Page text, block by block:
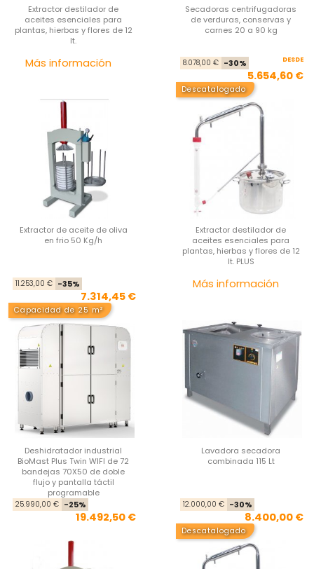
Extractor destilador de
aceites esenciales para
plantas, hierbas y flores de 12
lt.
Más información
Secadoras centrifugadoras
de verduras, conservas y
carnes 20 a 90 kg
8.078,00 € -30% DESDE
5.654,60 €
Extractor de aceite de oliva
en frio 50 Kg/h
11.253,00 € -35%
7.314,45 €
Descatalogado
Extractor destilador de
aceites esenciales para
plantas, hierbas y flores de 12
lt. PLUS
Más información
Capacidad de 25 m²
Deshidratador industrial
BioMast Plus Twin WIFI de 72
bandejas 70X50 de doble
flujo y pantalla táctil
programable
Precio base
25.990,00 € -25%
19.492,50 €
Lavadora secadora
combinada 115 Lt
12.000,00 € -30%
8.400,00 €
Descatalogado